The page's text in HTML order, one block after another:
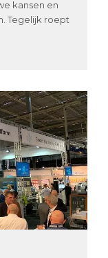
kansen en
Tegelijk roept